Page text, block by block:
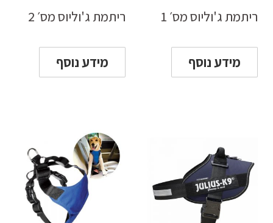
ריתמת ג'וליוס מס׳ 1
מידע נוסף
ריתמת ג'וליוס מס׳ 2
מידע נוסף